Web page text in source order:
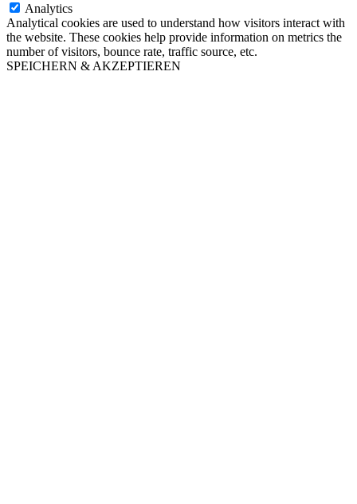
Analytics
Analytical cookies are used to understand how visitors interact with
the website. These cookies help provide information on metrics the
number of visitors, bounce rate, traffic source, etc.
SPEICHERN & AKZEPTIEREN